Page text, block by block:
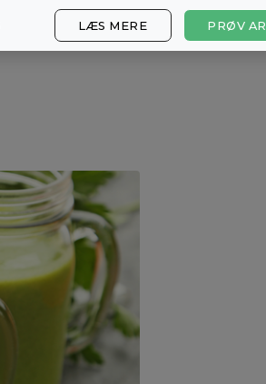
LÆS MERE PRØV